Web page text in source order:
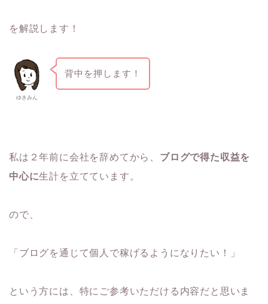
を解説します！
ゆきみん
背中を押します！
私は２年前に会社を辞めてから、 ブログで得た収益を
中心に生計を立てています。
ので、
「ブログを通じて個人で稼げるようになりたい！」
という方には、特にご参考いただける内容だと思いま